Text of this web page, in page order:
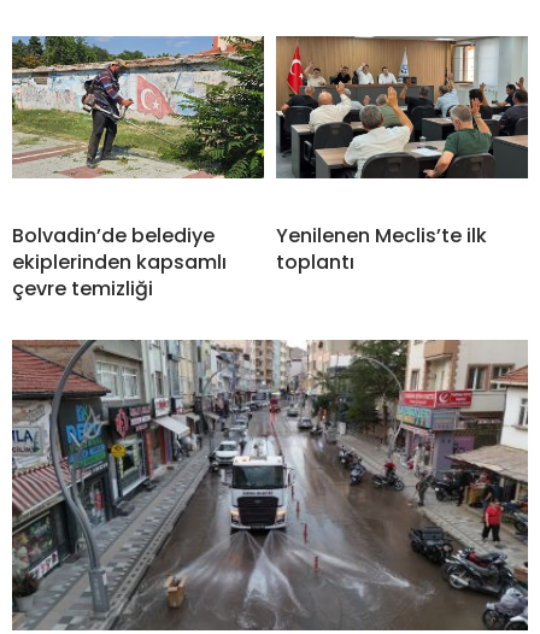
Bolvadin’de belediye
ekiplerinden kapsamlı
çevre temizliği
Yenilenen Meclis’te ilk
toplantı